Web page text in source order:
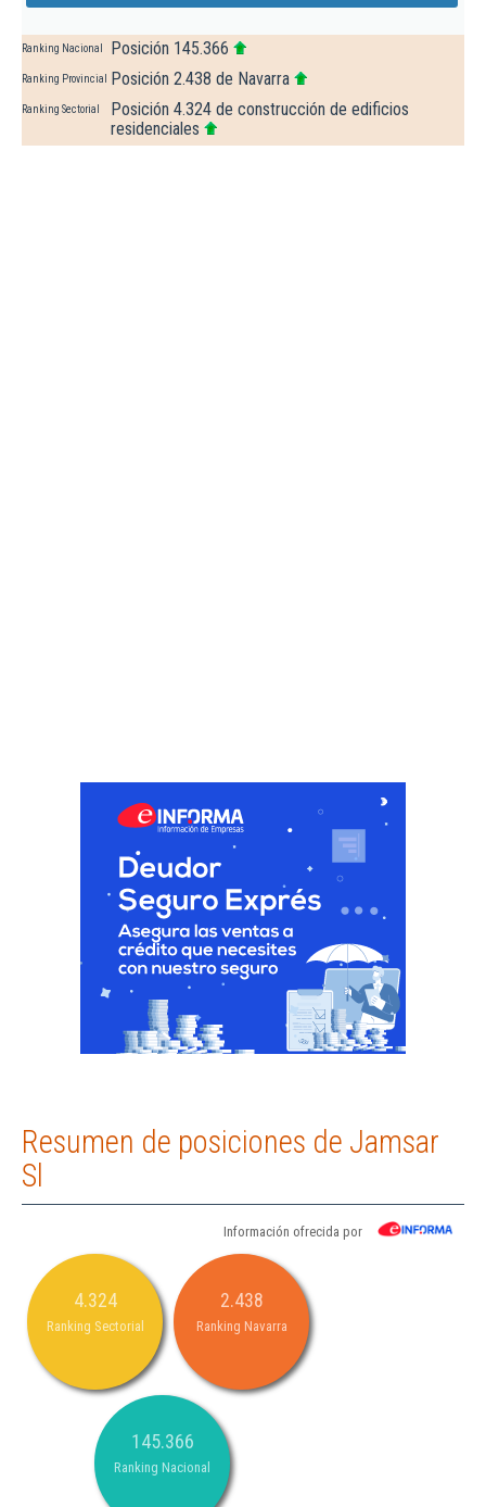
Ranking Nacional Posición 145.366
Ranking Provincial Posición 2.438 de Navarra
Ranking Sectorial
Posición 4.324 de construcción de edificios
residenciales
Resumen de posiciones de Jamsar
Sl
Información ofrecida por
4.324
Ranking Sectorial
2.438
Ranking Navarra
145.366
Ranking Nacional